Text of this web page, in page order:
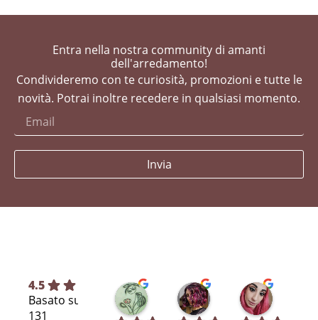
Entra nella nostra community di amanti
dell'arredamento!
Condivideremo con te curiosità, promozioni e tutte le
novità. Potrai inoltre recedere in qualsiasi momento.
Invia
4.5
Basato su
131
Silvia L.
7 mesi fa
selene T.
7 mesi fa 11 mesi fa